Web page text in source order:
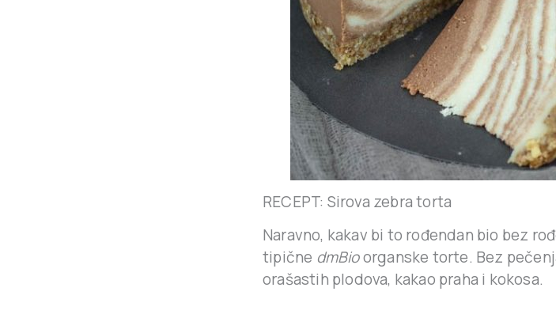
RECEPT: Sirova zebra torta
Naravno, kakav bi to rođendan bio bez
tipične dmBioorganske torte. Bez
orašastih plodova, kakao praha i kokosa.